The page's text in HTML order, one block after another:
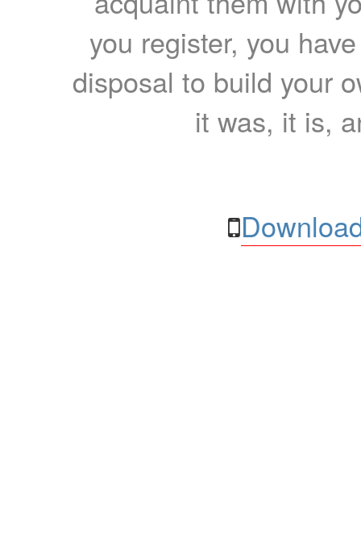
you register, you
disposal to build your
it was, it is,